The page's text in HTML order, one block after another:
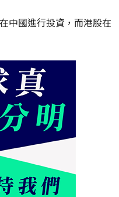
中國進行投資，而港股在